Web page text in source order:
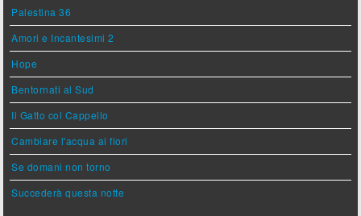
Palestina 36
Amori e Incantesimi 2
Hope
Bentornati al Sud
Il Gatto col Cappello
Cambiare l'acqua ai fiori
Se domani non torno
Succederà questa notte